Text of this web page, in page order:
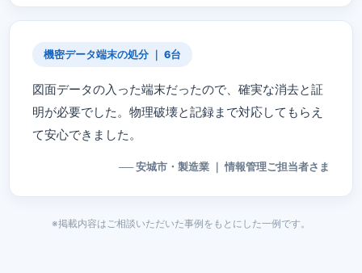
機密データ端末の処分 ｜ 6台
図面データの入った端末だったので、確実な消去と証
明が必要でした。物理破壊と記録まで対応してもらえ
て安心できました。
── 安城市・製造業 ｜ 情報管理ご担当者さま
※掲載内容はご相談いただいた事例をもとにした一例です。